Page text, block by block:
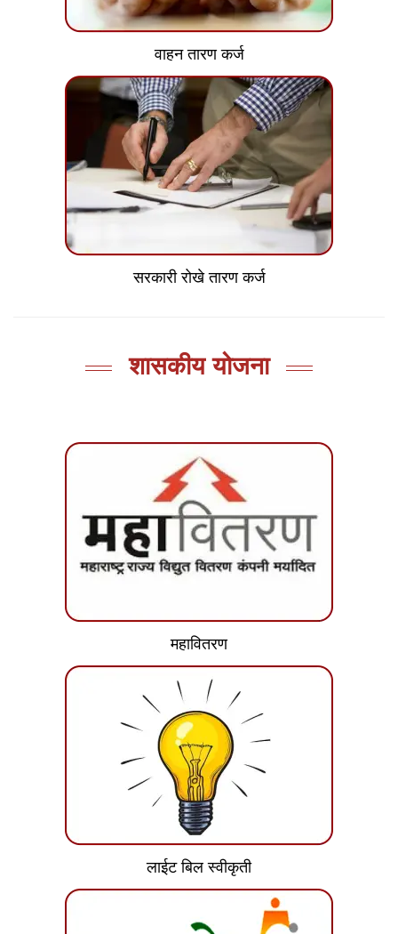
वाहन तारण कर्ज
सरकारी रोखे तारण कर्ज
शासकीय योजना
महावितरण
लाईट बिल स्वीकृती